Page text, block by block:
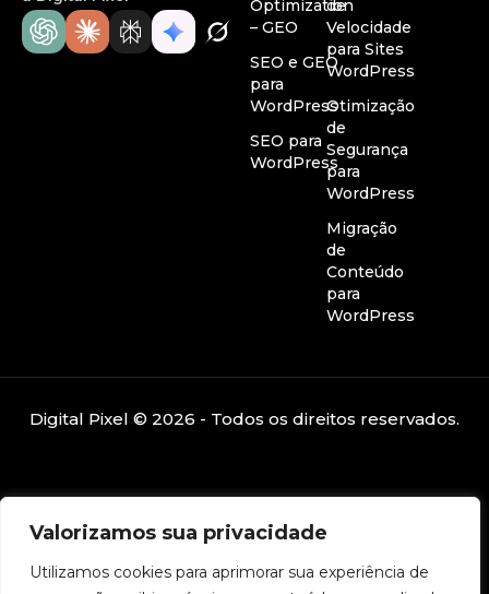
Valorizamos sua privacidade
Utilizamos cookies para aprimorar sua experiência de
Optimization
– GEO
SEO e GEO
para
WordPress
SEO para
WordPress
de
Velocidade
para Sites
WordPress
Otimização
de
Segurança
para
WordPress
Migração
de
Conteúdo
para
WordPress
Digital Pixel © 2026 - Todos os direitos reservados.